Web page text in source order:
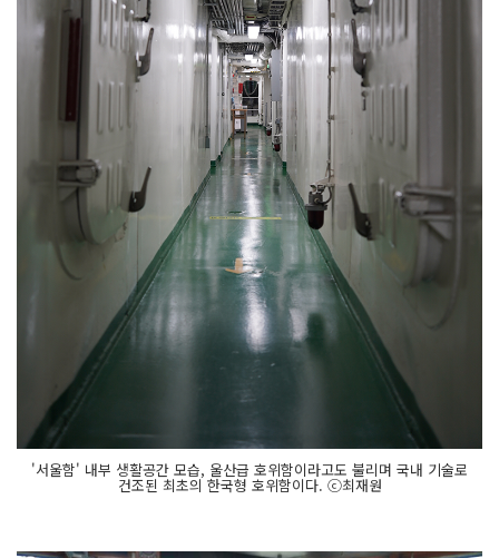
'서울함' 내부 생활공간 모습, 울산급 호위함이라고도 불리며 국내 기술로
건조된 최초의 한국형 호위함이다. ⓒ최재원